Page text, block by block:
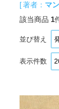
[ 著者： マ
該当商品 1
並び替え
表示件数